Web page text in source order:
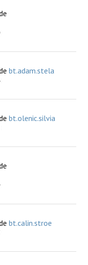
bt.adam.stela
bt.olenic.silvia
bt.calin.stroe